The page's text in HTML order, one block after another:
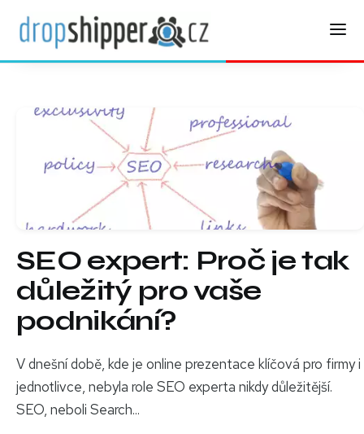
SEO expert: Proč je tak
důležitý pro vaše
podnikání?
V dnešní době, kde je online prezentace klíčová pro firmy i
jednotlivce, nebyla role SEO experta nikdy důležitější.
SEO, neboli Search...